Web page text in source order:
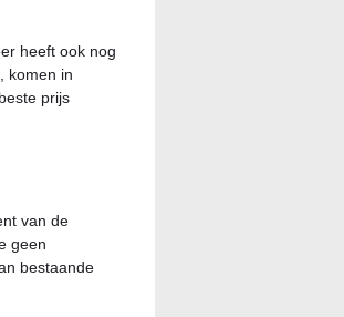
heeft ook nog
komen in
prijs
van de
geen
bestaande